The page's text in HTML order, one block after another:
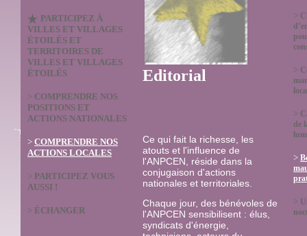
PARTICIPEZ À
VILLES ET VILLAGES
ÉTOILÉS ET
TERRITOIRES DE
VILLES ET VILLAGES
ÉTOILÉS
> COMPRENDRE NOS
POSITIONS ET
ACTIONS NATIONALES
> COMPRENDRE NOS
ACTIONS LOCALES
> PARTICIPEZ VOUS
AUSSI !
> ÉCHANGER
Editorial
Ce qui fait la richesse, les
atouts et l'influence de
l'ANPCEN, réside dans la
conjugaison d'actions
nationales et territoriales.
Chaque jour, des bénévoles de
l'ANPCEN sensibilisent : élus,
syndicats d'énergie,
>
>
>
de
>
>